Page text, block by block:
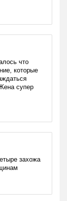
что
которые
супер
захожа